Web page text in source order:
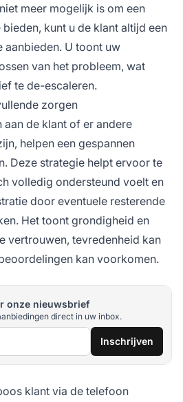
meer mogelijk is om een
kunt u de klant altijd een
aanbieden. U toont uw
van het probleem, wat
te de-escaleren.
zorgen
aan de klant of er andere
helpen een gespannen
Deze strategie helpt ervoor te
volledig ondersteund voelt en
door eventuele resterende
Het toont grondigheid en
vertrouwen, tevredenheid kan
kan voorkomen.
onze nieuwsbrief
direct in uw inbox.
Inschrijven
klant via de telefoon